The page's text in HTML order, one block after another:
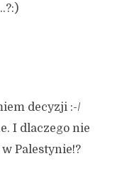
decyzji :-/
I dlaczego nie
Palestynie!?